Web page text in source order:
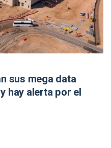
sus mega data
hay alerta por el